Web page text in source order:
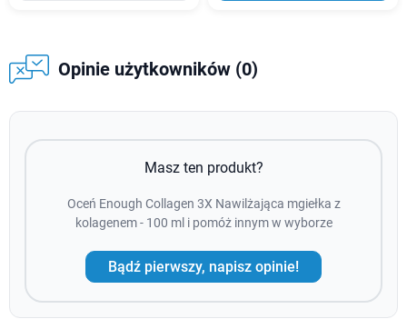
Opinie użytkowników (0)
Masz ten produkt?
Oceń Enough Collagen 3X Nawilżająca mgiełka z
kolagenem - 100 ml i pomóż innym w wyborze
Bądź pierwszy, napisz opinie!